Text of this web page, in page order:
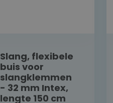
Slang, flexibele
buis voor
slangklemmen
- 32 mm Intex,
lengte 150 cm